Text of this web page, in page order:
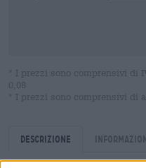
* I prezzi sono comprensivi di
0,08
* I prezzi sono comprensivi di
Descrizione